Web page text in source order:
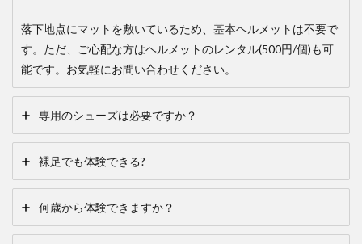
落下地点にマットを敷いているため、基本ヘルメットは不要で
す。ただ、ご心配な方はヘルメットのレンタル(500円/個)も可
能です。お気軽にお問い合わせください。
専用のシューズは必要ですか？
裸足でも体験できる?
何歳から体験できますか？